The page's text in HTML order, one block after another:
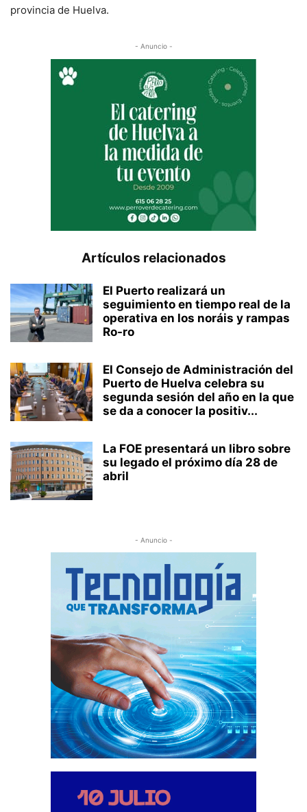
provincia de Huelva.
- Anuncio -
Artículos relacionados
El Puerto realizará un
seguimiento en tiempo real de la
operativa en los noráis y rampas
Ro-ro
El Consejo de Administración del
Puerto de Huelva celebra su
segunda sesión del año en la que
se da a conocer la positiv...
La FOE presentará un libro sobre
su legado el próximo día 28 de
abril
- Anuncio -